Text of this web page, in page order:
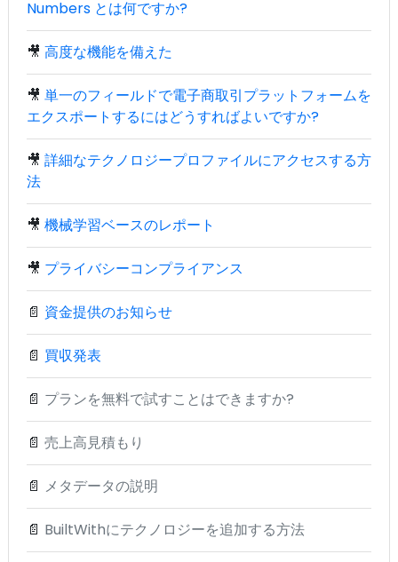
Numbers とは何ですか?
🎥 高度な機能を備えた
🎥 単一のフィールドで電子商取引プラットフォームを
エクスポートするにはどうすればよいですか?
🎥 詳細なテクノロジープロファイルにアクセスする方
法
🎥 機械学習ベースのレポート
🎥 プライバシーコンプライアンス
📄 資金提供のお知らせ
📄 買収発表
📄 プランを無料で試すことはできますか?
📄 売上高見積もり
📄 メタデータの説明
📄 BuiltWithにテクノロジーを追加する方法